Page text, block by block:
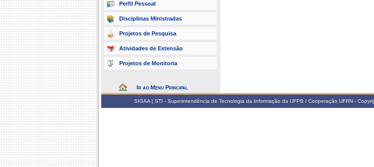
Perfil Pessoal
Disciplinas Ministradas
Projetos de Pesquisa
Atividades de Extensão
Projetos de Monitoria
Ir ao Menu Principal
SIGAA | STI - Superintendência de Tecnologia da Informação da UFPB / Cooperação UFRN -